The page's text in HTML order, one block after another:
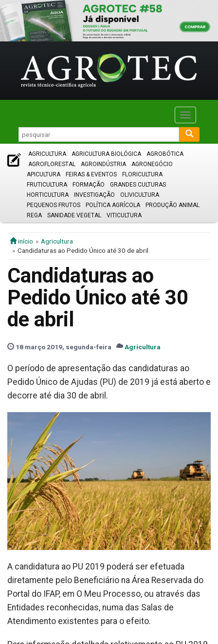
Toggle
AGRICULTURA AGRICULTURA BIOLÓGICA
AGROBÓTICA
AGROFLORESTAL
AGROINDÚSTRIA
AGRONEGÓCIO
APICULTURA
FEIRAS & EVENTOS
FLORICULTURA
FRUTICULTURA
FORMAÇÃO
GRANDES CULTURAS
HORTICULTURA
INVESTIGAÇÃO
OLIVICULTURA
PEQUENOS FRUTOS
POLÍTICA AGRÍCOLA
PRODUÇÃO ANIMAL
REGA
SANIDADE VEGETAL VITICULTURA
início
Agricultura
Candidaturas ao Pedido Único até 30 de abril
Candidaturas ao
Pedido Único até 30
de abril
18 março 2019, segunda-feira Agricultura
O período de apresentação das candidaturas ao
Pedido Único de Ajudas (PU) de 2019 já está aberto e
decorre até dia 30 de abril.
A candidatura ao PU 2019 poderá ser efetuada
diretamente pelo Beneficiário na Área Reservada do
Portal do IFAP, em O Meu Processo, ou através das
Entidades reconhecidas, numa das Salas de
Atendimento existentes para o efeito.